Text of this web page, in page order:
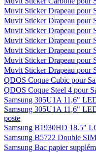
Muvit Sticker Drapeau pour
Muvit Sticker Drapeau pour
Muvit Sticker Drapeau pour
Muvit Sticker Drapeau pour
Muvit Sticker Drapeau pour
Muvit Sticker Drapeau pour
Muvit Sticker Drapeau pour
QDOS Coque Cubic pour
QDOS Coque Steel 4 pour
Samsung 305U1A 11,6"
Samsung 305U1A 11,6"
poste
Samsung B1930HD 18.5"
Samsung B5722 Double SIM
Samsung Bac papier